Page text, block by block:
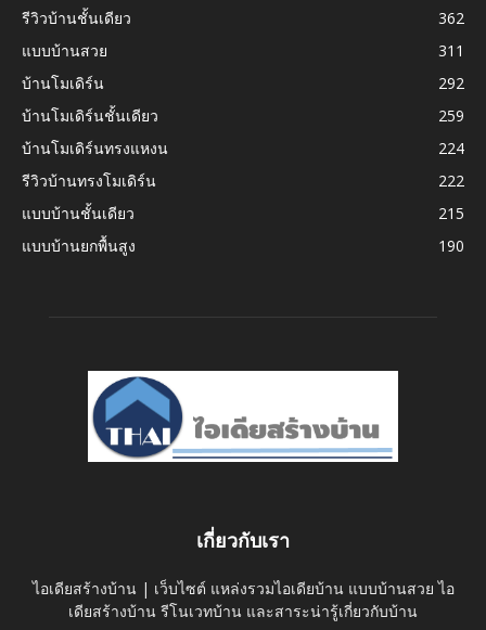
รีวิวบ้านชั้นเดียว
362
แบบบ้านสวย
311
บ้านโมเดิร์น
292
บ้านโมเดิร์นชั้นเดียว
259
บ้านโมเดิร์นทรงแหงน
224
รีวิวบ้านทรงโมเดิร์น
222
แบบบ้านชั้นเดียว
215
แบบบ้านยกพื้นสูง
190
เกี่ยวกับเรา
ไอเดียสร้างบ้าน | เว็บไซต์ แหล่งรวมไอเดียบ้าน แบบบ้านสวย ไอ
เดียสร้างบ้าน รีโนเวทบ้าน และสาระน่ารู้เกี่ยวกับบ้าน